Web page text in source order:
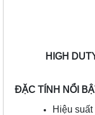
HIGH
ĐẶC TÍNH NỔI
Hiệu